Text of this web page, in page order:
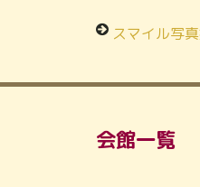
スマイル写
会館一覧